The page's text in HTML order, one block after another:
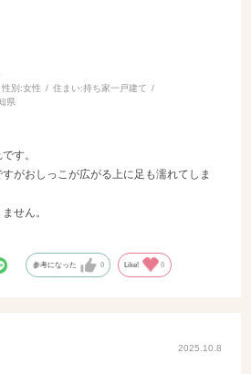
性別:女性 住まい:持ち家一戸建て
県
す。
がおしっこが広がる上に足も濡れてしま
せん。
参考になった 0 Like! 0
2025.10.8